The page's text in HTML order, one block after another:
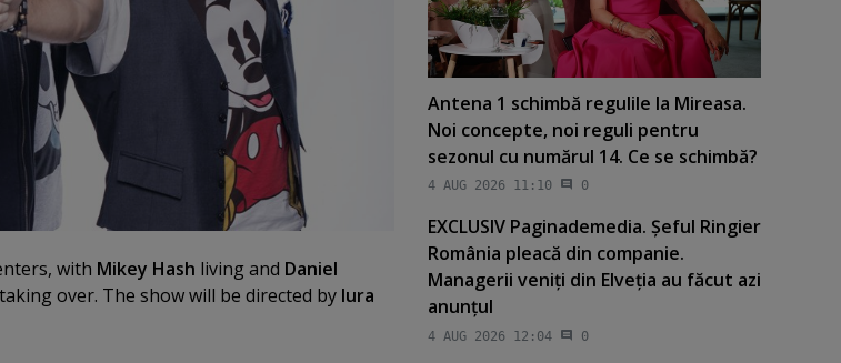
with Mikey Hash living and Daniel
taking over. The show will be directed by Iura
Antena 1 schimbă regulile la Mireasa.
Noi concepte, noi reguli pentru
sezonul cu numărul 14. Ce se schimbă?
4 AUG 2026 11:10 0
EXCLUSIV Paginademedia. Şeful Ringier
România pleacă din companie.
Managerii veniţi din Elveţia au făcut azi
anunţul
4 AUG 2026 12:04 0